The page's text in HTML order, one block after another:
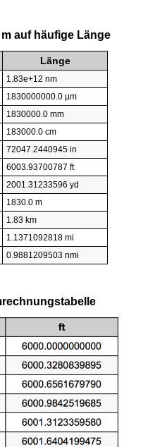
auf häufige Länge
Länge
1.83e+12 nm
1830000000.0 µm
1830000.0 mm
183000.0 cm
72047.2440945 in
6003.93700787 ft
2001.31233596 yd
1830.0 m
1.83 km
1.1371092818 mi
0.9881209503 nmi